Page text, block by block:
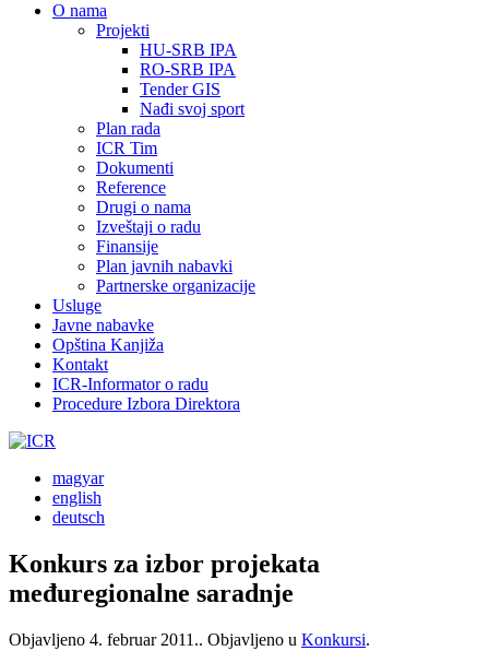
О nama
Projekti
HU-SRB IPA
RO-SRB IPA
Tender GIS
Nađi svoj sport
Plan rada
ICR Tim
Dokumenti
Reference
Drugi o nama
Izveštaji o radu
Finansije
Plan javnih nabavki
Partnerske organizacije
Usluge
Javne nabavke
Opština Kanjiža
Kontakt
ICR-Informator o radu
Procedure Izbora Direktora
magyar
english
deutsch
Konkurs za izbor projekata
međuregionalne saradnje
Objavljeno 4. februar 2011.. Objavljeno u Konkursi.